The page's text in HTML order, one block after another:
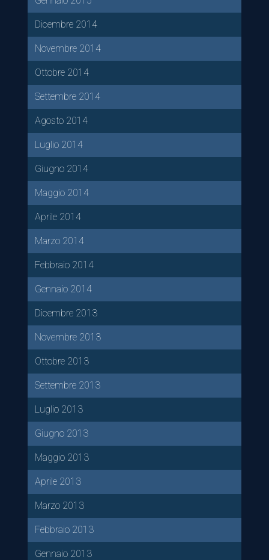
Dicembre 2014
Novembre 2014
Ottobre 2014
Settembre 2014
Agosto 2014
Luglio 2014
Giugno 2014
Maggio 2014
Aprile 2014
Marzo 2014
Febbraio 2014
Gennaio 2014
Dicembre 2013
Novembre 2013
Ottobre 2013
Settembre 2013
Luglio 2013
Giugno 2013
Maggio 2013
Aprile 2013
Marzo 2013
Febbraio 2013
Gennaio 2013